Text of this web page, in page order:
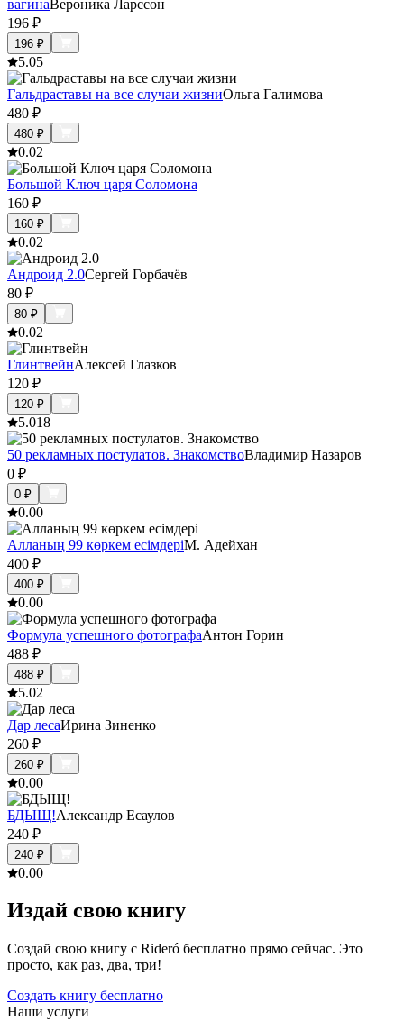
вагина Вероника Ларссон
196 ₽
196 ₽
5.05
Гальдраставы на все случаи жизниОльга Галимова
480 ₽
480 ₽
0.02
Большой Ключ царя Соломона
160 ₽
160 ₽
0.02
Андроид 2.0Сергей Горбачёв
80 ₽
80 ₽
0.02
ГлинтвейнАлексей Глазков
120 ₽
120 ₽
5.018
50 рекламных постулатов. ЗнакомствоВладимир Назаров
0 ₽
0 ₽
0.00
Алланың 99 көркем есімдеріМ. Адейхан
400 ₽
400 ₽
0.00
Формула успешного фотографаАнтон Горин
488 ₽
488 ₽
5.02
Дар лесаИрина Зиненко
260 ₽
260 ₽
0.00
БДЫЩ!Александр Есаулов
240 ₽
240 ₽
0.00
Издай свою книгу
Создай свою книгу с Rideró бесплатно прямо сейчас. Это
просто, как раз, два, три!
Создать книгу бесплатно
Наши услуги